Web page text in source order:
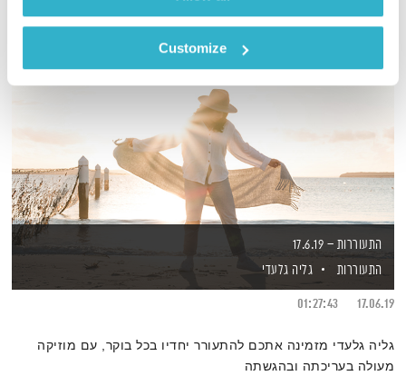
Customize
התעוררות – 17.6.19
התעוררות
גליה גלעדי
17.06.19
01:27:43
גליה גלעדי מזמינה אתכם להתעורר יחדיו בכל בוקר, עם מוזיקה
מעולה בעריכתה ובהגשתה